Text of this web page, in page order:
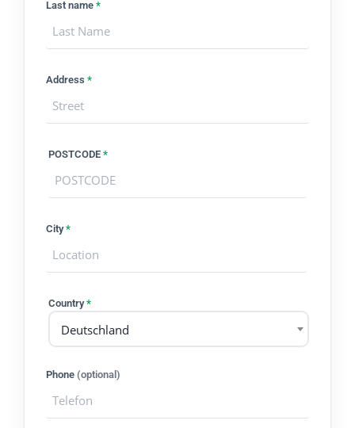
Last name *
Address *
POSTCODE*
City*
Country*
Deutschland
Phone (optional)